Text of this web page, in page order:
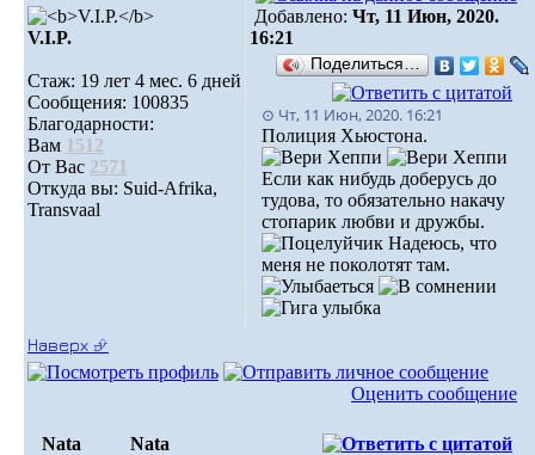
V.I.P.
Стаж: 19 лет 4 мес. 6 дней
Сообщения: 100835
Благодарности:
Вам 1512
От Вас 2571
Откуда вы: Suid-Afrika,
Transvaal
Добавлено: Чт, 11 Июн, 2020.
16:21
Поделиться…
⊙ Чт, 11 Июн, 2020. 16:21
Полиция Хьюстона.
Если как нибудь доберусь до
тудова, то обязательно накачу
стопарик любви и дружбы.
Надеюсь, что
меня не поколотят там.
Наверх ⮵
Оценить сообщение
Nata Nata